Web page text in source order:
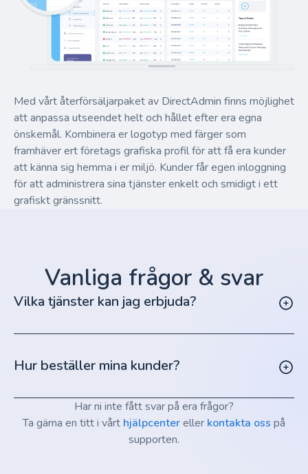
Med vårt återförsäljarpaket av DirectAdmin finns möjlighet
att anpassa utseendet helt och hållet efter era egna
önskemål. Kombinera er logotyp med färger som
framhäver ert företags grafiska profil för att få era kunder
att känna sig hemma i er miljö. Kunder får egen inloggning
för att administrera sina tjänster enkelt och smidigt i ett
grafiskt gränssnitt.
Vanliga frågor & svar
Vilka tjänster kan jag erbjuda?
Hur beställer mina kunder?
Har ni inte fått svar på era frågor?
Ta gärna en titt i vårt hjälpcentereller kontakta oss på
supporten.